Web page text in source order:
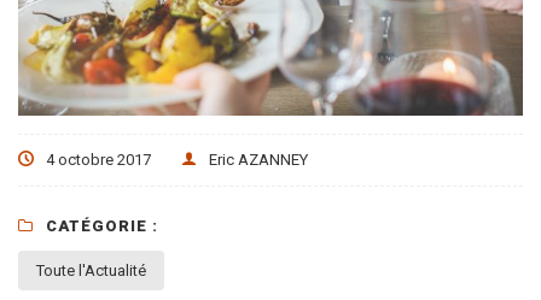
4 octobre 2017 Eric AZANNEY
CATÉGORIE :
Toute l'Actualité